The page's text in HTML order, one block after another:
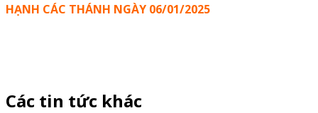
HẠNH CÁC THÁNH NGÀY 06/01/2025
Các tin tức khác